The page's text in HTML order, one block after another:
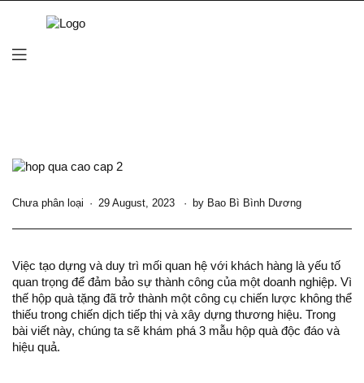
Chưa phân loại 29 August, 2023 by Bao Bì Bình Dương
Việc tạo dựng và duy trì mối quan hệ với khách hàng là yếu tố
quan trọng để đảm bảo sự thành công của một doanh nghiệp. Vì
thế hộp quà tặng đã trở thành một công cụ chiến lược không thể
thiếu trong chiến dịch tiếp thị và xây dựng thương hiệu. Trong
bài viết này, chúng ta sẽ khám phá 3 mẫu hộp quà độc đáo và
hiệu quả.